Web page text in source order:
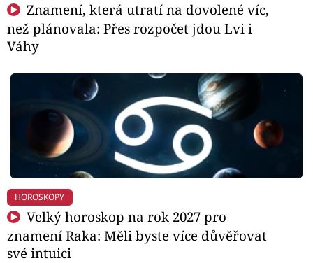
Znamení, která utratí na dovolené víc,
než plánovala: Přes rozpočet jdou Lvi i
Váhy
HOROSKOPY
Velký horoskop na rok 2027 pro
znamení Raka: Měli byste více důvěřovat
své intuici